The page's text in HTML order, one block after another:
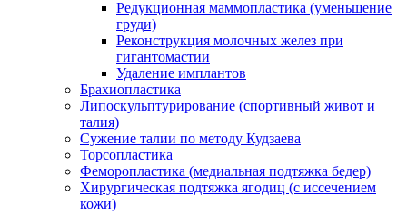
Редукционная маммопластика (уменьшение
груди)
Реконструкция молочных желез при
гигантомастии
Удаление имплантов
Брахиопластика
Липоскульптурирование (спортивный живот и
талия)
Сужение талии по методу Кудзаева
Торсопластика
Феморопластика (медиальная подтяжка бедер)
Хирургическая подтяжка ягодиц (с иссечением
кожи)